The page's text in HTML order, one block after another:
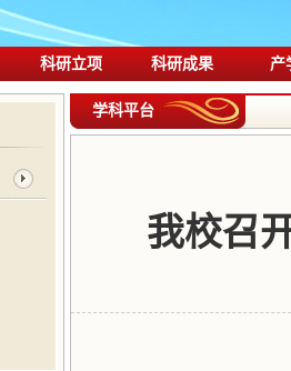
科研立项 科研成果 产
学科平台
我校召